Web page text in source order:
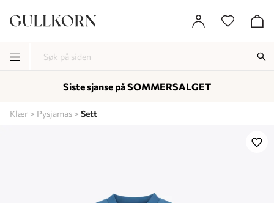
Klær Pysjamas Sett
Siste sjanse på SOMMERSALGET
-
-
-